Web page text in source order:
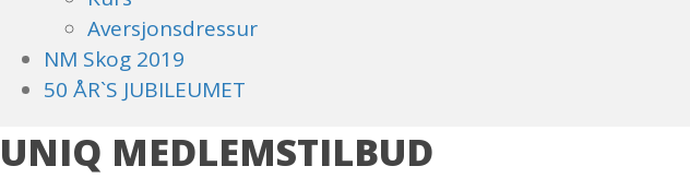
Aversjonsdressur
NM Skog 2019
50 ÅR`S JUBILEUMET
UNIQ MEDLEMSTILBUD